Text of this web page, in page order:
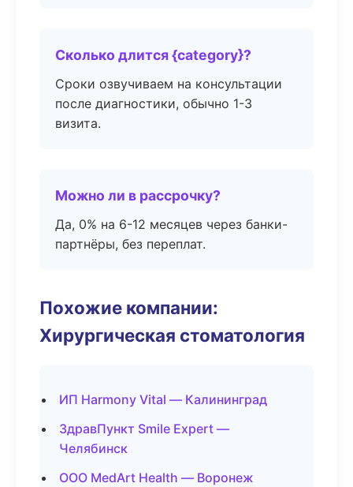
Сколько длится {category}?
Сроки озвучиваем на консультации
после диагностики, обычно 1-3
визита.
Можно ли в рассрочку?
Да, 0% на 6-12 месяцев через банки-
партнёры, без переплат.
Похожие компании:
Хирургическая стоматология
ИП Harmony Vital — Калининград
ЗдравПункт Smile Expert —
Челябинск
ООО MedArt Health — Воронеж